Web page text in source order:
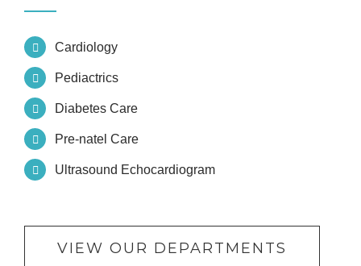
Cardiology
Pediactrics
Diabetes Care
Pre-natel Care
Ultrasound Echocardiogram
VIEW OUR DEPARTMENTS